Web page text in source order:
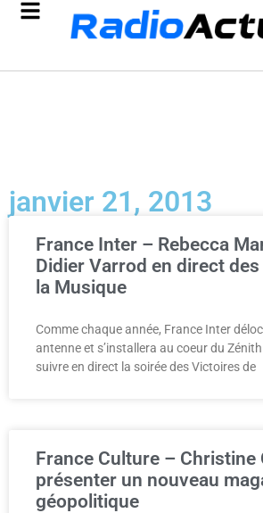
janvier 21, 2013
France Inter – Rebecca
Didier Varrod en direct
la Musique
Comme chaque année, France Inter
antenne et s’installera au coeur du
suivre en direct la soirée des Victoires de
France Culture – Christine
présenter un nouveau
géopolitique